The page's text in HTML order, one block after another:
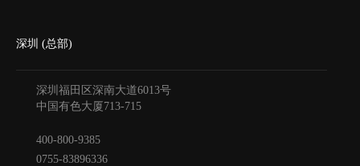
深圳 (总部)
深圳福田区深南大道6013号
中国有色大厦 713-715
400-800-9385
0755-83896336